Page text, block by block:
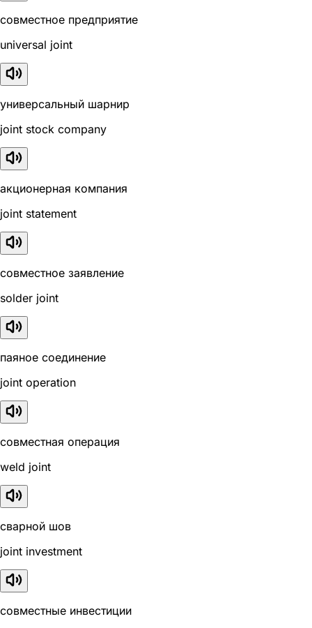
совместное предприятие
universal joint
универсальный шарнир
joint stock company
акционерная компания
joint statement
совместное заявление
solder joint
паяное соединение
joint operation
совместная операция
weld joint
сварной шов
joint investment
совместные инвестиции